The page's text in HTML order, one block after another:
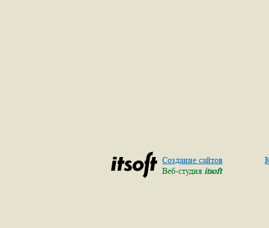
Создание сайтов
Веб-студия itsoft